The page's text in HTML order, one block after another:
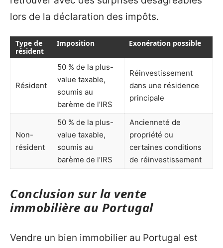
lors de la déclaration des impôts.
Type de
résident
Imposition Exonération possible
Résident
50 % de la plus-
value taxable,
soumis au
barème de l’IRS
Réinvestissement
dans une résidence
principale
Non-
résident
50 % de la plus-
value taxable,
soumis au
barème de l’IRS
Ancienneté de
propriété ou
certaines conditions
de réinvestissement
Conclusion sur la vente
immobilière au Portugal
Vendre un bien immobilier au Portugal est